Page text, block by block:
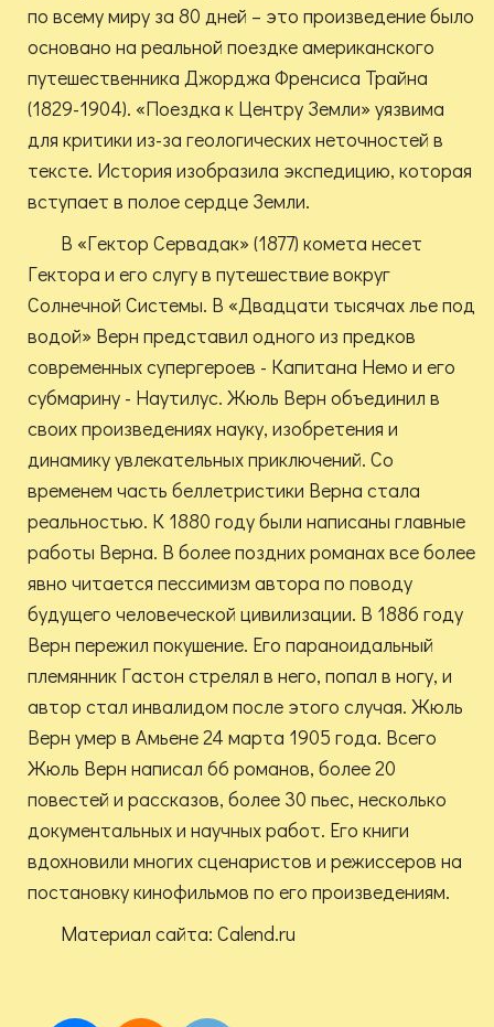
по всему миру за 80 дней – это произведение было
основано на реальной поездке американского
путешественника Джорджа Френсиса Трайна
(1829-1904). «Поездка к Центру Земли» уязвима
для критики из-за геологических неточностей в
тексте. История изобразила экспедицию, которая
вступает в полое сердце Земли.
В «Гектор Сервадак» (1877) комета несет
Гектора и его слугу в путешествие вокруг
Солнечной Системы. В «Двадцати тысячах лье под
водой» Верн представил одного из предков
современных супергероев - Капитана Немо и его
субмарину - Наутилус. Жюль Верн объединил в
своих произведениях науку, изобретения и
динамику увлекательных приключений. Со
временем часть беллетристики Верна стала
реальностью. К 1880 году были написаны главные
работы Верна. В более поздних романах все более
явно читается пессимизм автора по поводу
будущего человеческой цивилизации. В 1886 году
Верн пережил покушение. Его параноидальный
племянник Гастон стрелял в него, попал в ногу, и
автор стал инвалидом после этого случая. Жюль
Верн умер в Амьене 24 марта 1905 года. Всего
Жюль Верн написал 66 романов, более 20
повестей и рассказов, более 30 пьес, несколько
документальных и научных работ. Его книги
вдохновили многих сценаристов и режиссеров на
постановку кинофильмов по его произведениям.
Материал сайта: Calend.ru